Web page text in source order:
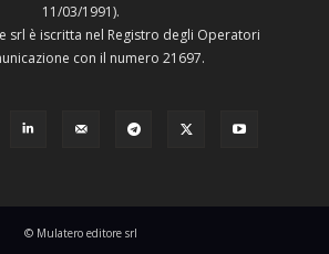
11/03/1991).
srl è iscritta nel Registro degli Operatori
con il numero 21697.
© Mulatero editore srl